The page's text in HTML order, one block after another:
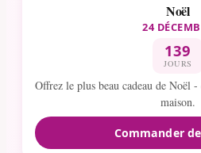
Noël
24
139
JOURS
Offrez le plus beau cadeau de Noël
maison.
Commander